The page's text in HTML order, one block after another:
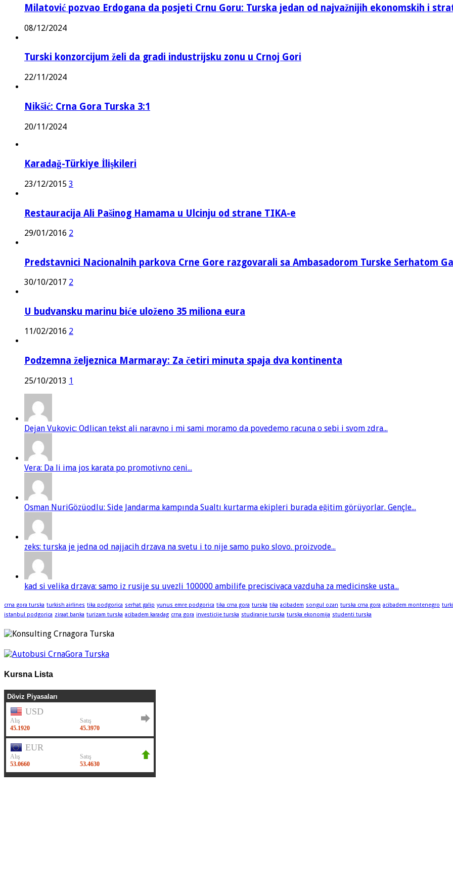
Milatović pozvao Erdogana da posjeti Crnu Goru: Turska jedan od najvažnijih ekonomskih i
08/12/2024
Turski konzorcijum želi da gradi industrijsku zonu u Crnoj Gori
22/11/2024
Nikšić: Crna Gora Turska 3:1
20/11/2024
Karadağ-Türkiye İlişkileri
23/12/2015 3
Restauracija Ali Pašinog Hamama u Ulcinju od strane TIKA-e
29/01/2016 2
Predstavnici Nacionalnih parkova Crne Gore razgovarali sa Ambasadorom Turske Serhatom
30/10/2017 2
U budvansku marinu biće uloženo 35 miliona eura
11/02/2016 2
Podzemna željeznica Marmaray: Za četiri minuta spaja dva kontinenta
25/10/2013 1
Dejan Vukovic: Odlican tekst ali naravno i mi sami moramo da povedemo racuna o sebi i svom zdra...
Vera: Da li ima jos karata po promotivno ceni...
Osman NuriGözüodlu: Side Jandarma kampında Sualtı kurtarma ekipleri burada eğitim görüyorlar. Gençle...
zeks: turska je jedna od najjacih drzava na svetu i to nije samo puko slovo. proizvode...
kad si velika drzava: samo iz rusije su uvezli 100000 ambilife preciscivaca vazduha za medicinske usta...
crna gora turska turkish airlines tika podgorica serhat galip yunus emre podgorica tika crna gora turska tika acibadem songul ozan turska crna gora acibadem montenegro
istanbul podgorica ziraat banka turizam turska acibadem karadag crna gora investicije turska studiranje turska turska ekonomija studenti turska
Kursna Lista